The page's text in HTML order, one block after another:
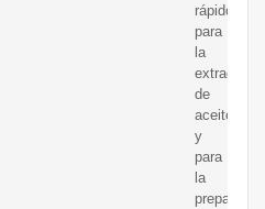
rápido
para
la
extracción
de
aceite
y
para
la